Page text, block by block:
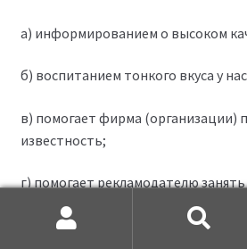
а) информированием о высоком
б) воспитанием тонкого вкуса у
в) помогает фирма (организации)
известность;
г) помогает рекламодателю